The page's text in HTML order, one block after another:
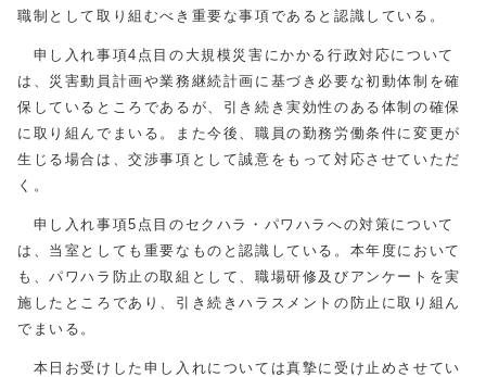
職制として取り組むべき重要な事項であると認識している。
申し入れ事項4点目の大規模災害にかかる行政対応について
は、災害動員計画や業務継続計画に基づき必要な初動体制を確
保しているところであるが、引き続き実効性のある体制の確保
に取り組んでまいる。また今後、職員の勤務労働条件に変更が
生じる場合は、交渉事項として誠意をもって対応させていただ
く。
申し入れ事項5点目のセクハラ・パワハラへの対策について
は、当室としても重要なものと認識している。本年度において
も、パワハラ防止の取組として、職場研修及びアンケートを実
施したところであり、引き続きハラスメントの防止に取り組ん
でまいる。
本日お受けした申し入れについては真摯に受け止めさせてい